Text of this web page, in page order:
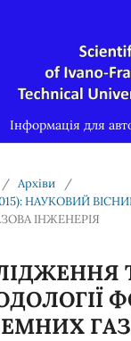
Інформація для
/ Архіви
/
НАУКОВИЙ
ІНЖЕНЕРІЯ